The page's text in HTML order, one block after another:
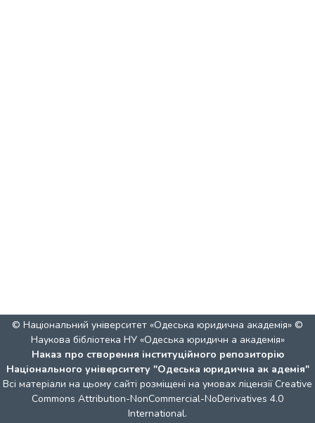
© Національний університет «Одеська юридична академія» ©
Наукова бібліотека НУ «Одеська юридичн а академія»
Наказ про створення інституційного репозиторію
Національного університету "Одеська юридична ак адемія"
Всі матеріали на цьому сайті розміщені на умовах ліцензії Creative
Commons Attribution-NonCommercial-NoDerivatives 4.0
International.